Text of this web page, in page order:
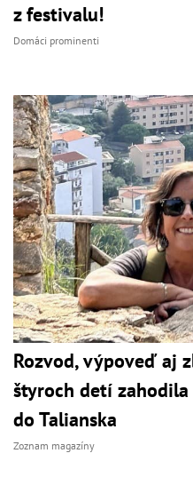
z festivalu!
Domáci prominenti
Rozvod, výpoveď aj
štyroch detí
do Talianska
Zoznam magazíny